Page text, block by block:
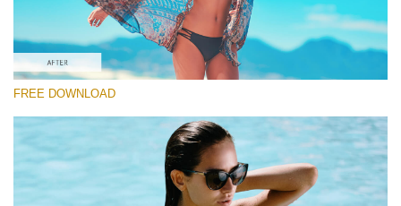
(1432 Lr Presets)
Entire Collection
(2067 Lr Presets)
Kostenloser Download
FREE DOWNLOAD